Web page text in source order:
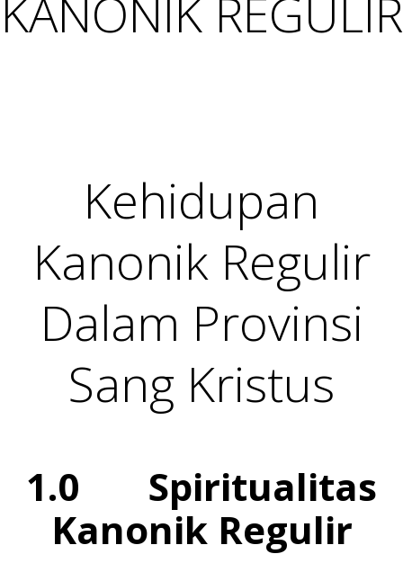
KANONIK REGULIR
Kehidupan
Kanonik Regulir
Dalam Provinsi
Sang Kristus
1.0 Spiritualitas
Kanonik Regulir